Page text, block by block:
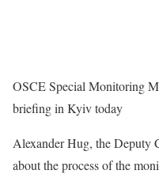
OSCE Special Monitoring
briefing in Kyiv today
Alexander Hug, the
about the process of the